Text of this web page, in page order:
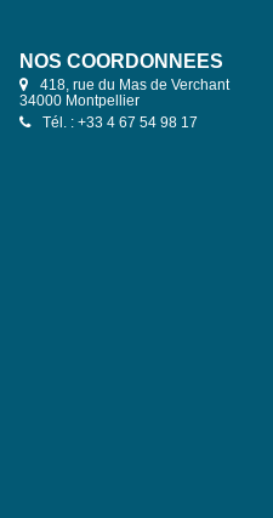
NOS COORDONNÉES
418, rue du Mas de Verchant
34000 Montpellier
Tél. : +33 4 67 54 98 17